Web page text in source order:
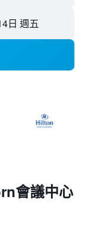
日 週五
會議中心